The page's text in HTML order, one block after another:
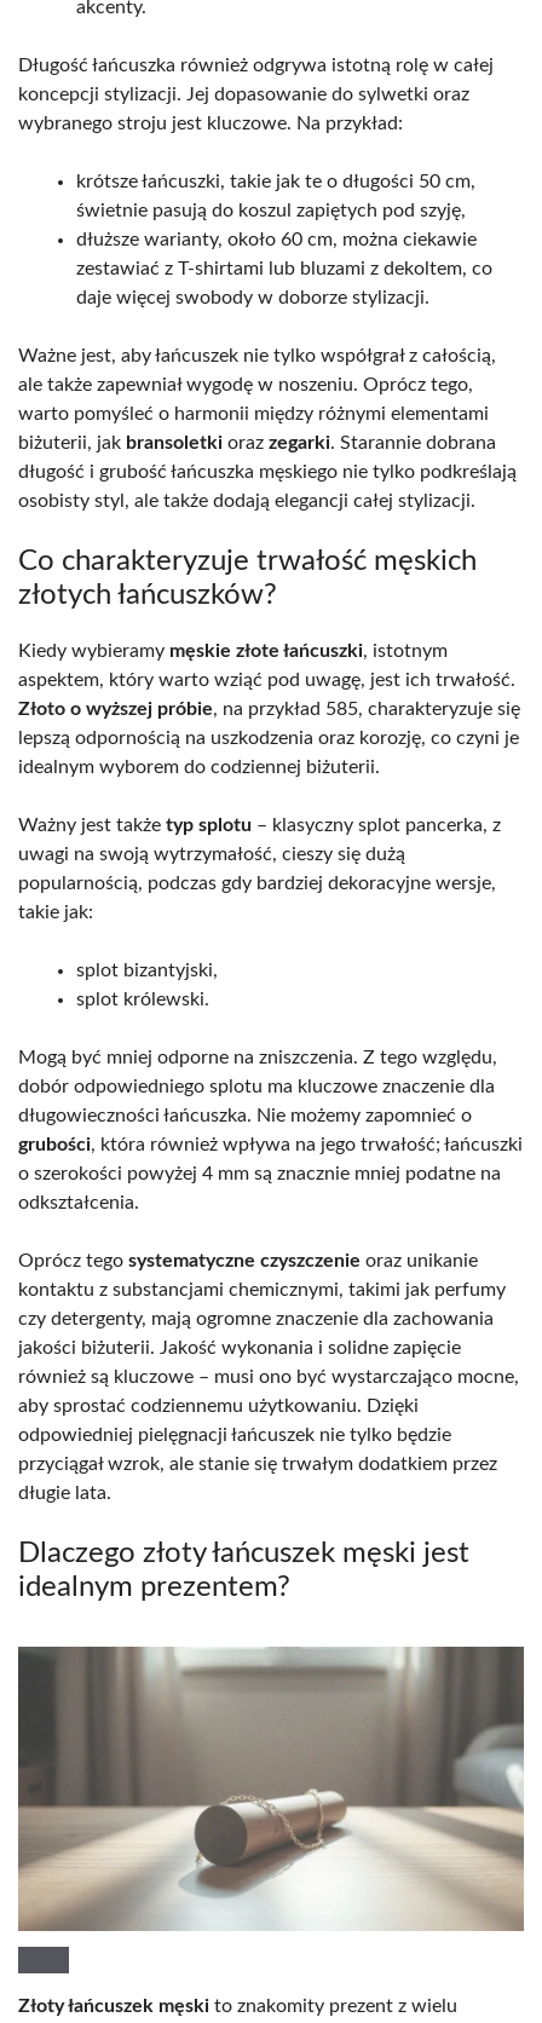
akcenty.
Długość łańcuszka również odgrywa istotną rolę w całej
koncepcji stylizacji. Jej dopasowanie do sylwetki oraz
wybranego stroju jest kluczowe. Na przykład:
krótsze łańcuszki, takie jak te o długości 50 cm,
świetnie pasują do koszul zapiętych pod szyję,
dłuższe warianty, około 60 cm, można ciekawie
zestawiać z T-shirtami lub bluzami z dekoltem, co
daje więcej swobody w doborze stylizacji.
Ważne jest, aby łańcuszek nie tylko współgrał z całością,
ale także zapewniał wygodę w noszeniu. Oprócz tego,
warto pomyśleć o harmonii między różnymi elementami
biżuterii, jak bransoletki oraz zegarki. Starannie dobrana
długość i grubość łańcuszka męskiego nie tylko podkreślają
osobisty styl, ale także dodają elegancji całej stylizacji.
Co charakteryzuje trwałość męskich
złotych łańcuszków?
Kiedy wybieramy męskie złote łańcuszki, istotnym
aspektem, który warto wziąć pod uwagę, jest ich trwałość.
Złoto o wyższej próbie, na przykład 585, charakteryzuje się
lepszą odpornością na uszkodzenia oraz korozję, co czyni je
idealnym wyborem do codziennej biżuterii.
Ważny jest także typ splotu – klasyczny splot pancerka, z
uwagi na swoją wytrzymałość, cieszy się dużą
popularnością, podczas gdy bardziej dekoracyjne wersje,
takie jak:
splot bizantyjski,
splot królewski.
Mogą być mniej odporne na zniszczenia. Z tego względu,
dobór odpowiedniego splotu ma kluczowe znaczenie dla
długowieczności łańcuszka. Nie możemy zapomnieć o
grubości, która również wpływa na jego trwałość; łańcuszki
o szerokości powyżej 4 mm są znacznie mniej podatne na
odkształcenia.
Oprócz tego systematyczne czyszczenie oraz unikanie
kontaktu z substancjami chemicznymi, takimi jak perfumy
czy detergenty, mają ogromne znaczenie dla zachowania
jakości biżuterii. Jakość wykonania i solidne zapięcie
również są kluczowe – musi ono być wystarczająco mocne,
aby sprostać codziennemu użytkowaniu. Dzięki
odpowiedniej pielęgnacji łańcuszek nie tylko będzie
przyciągał wzrok, ale stanie się trwałym dodatkiem przez
długie lata.
Dlaczego złoty łańcuszek męski jest
idealnym prezentem?
Złoty łańcuszek męski to znakomity prezent z wielu